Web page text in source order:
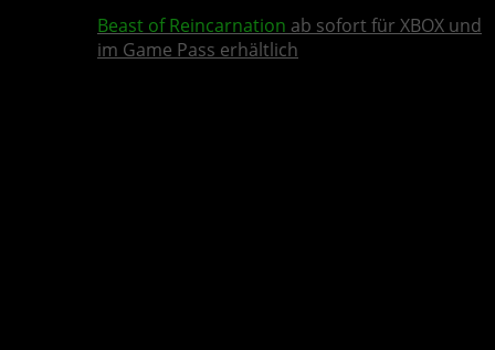
Beast of Reincarnation ab sofort für XBOX und
im Game Pass erhältlich